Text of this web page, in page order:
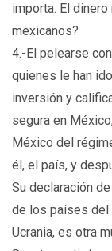
importa. El
mexicanos?
4.-El pelearse
quienes le han
inversión y
segura en
México del
él, el país, y
Su declaración
de los países del
Ucrania, es otra